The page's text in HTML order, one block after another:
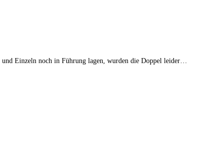
und Einzeln noch in Führung lagen, wurden die Doppel leider…